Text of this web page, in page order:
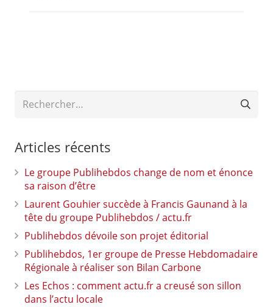
Rechercher :
Articles récents
Le groupe Publihebdos change de nom et énonce
sa raison d’être
Laurent Gouhier succède à Francis Gaunand à la
tête du groupe Publihebdos / actu.fr
Publihebdos dévoile son projet éditorial
Publihebdos, 1er groupe de Presse Hebdomadaire
Régionale à réaliser son Bilan Carbone
Les Echos : comment actu.fr a creusé son sillon
dans l’actu locale